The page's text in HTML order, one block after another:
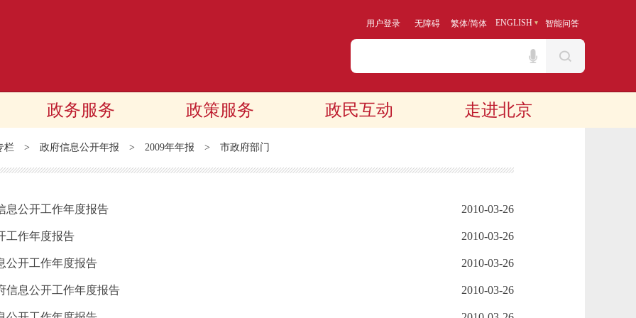
用户登录 无障碍 繁体/简体 ENGLISH 智能问答
政务服务 政策服务 政民互动 走进北京
栏 > 政府信息公开年报 > 2009年年报 > 市政府部门
息公开工作年度报告 2010-03-26
工作年度报告 2010-03-26
公开工作年度报告 2010-03-26
信息公开工作年度报告 2010-03-26